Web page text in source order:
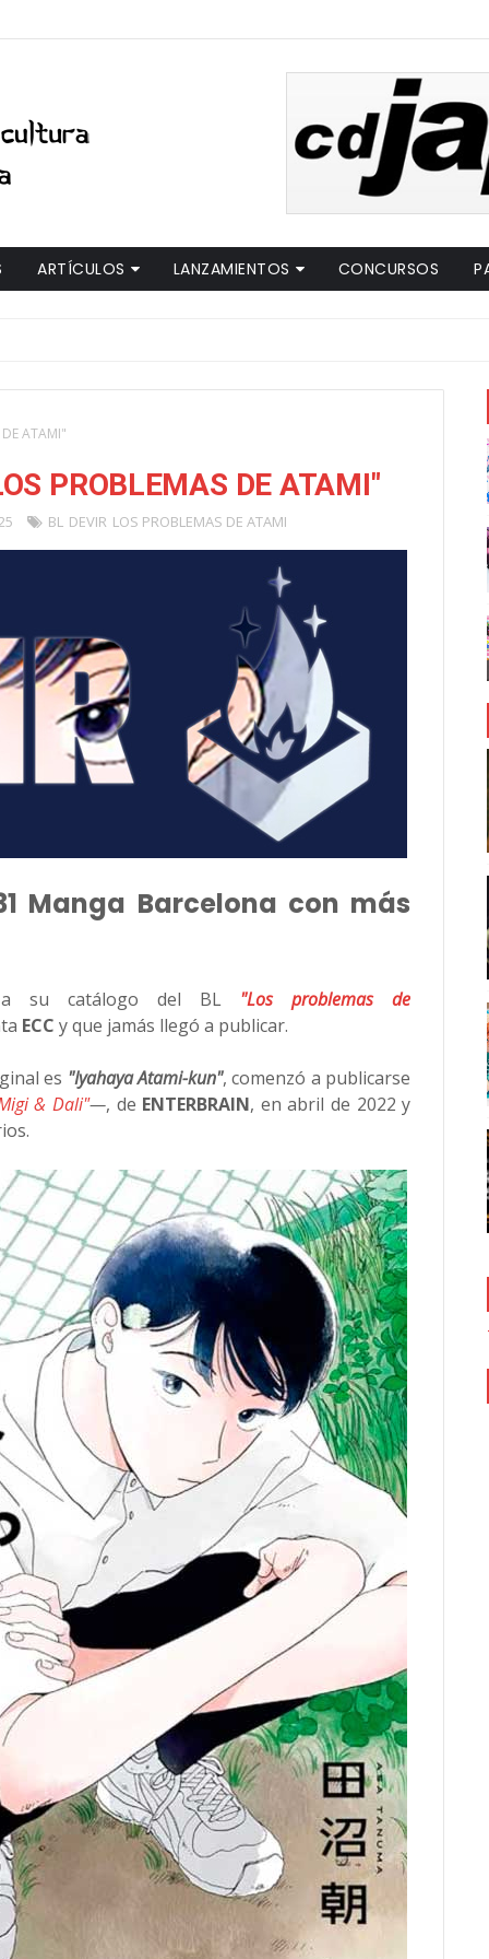
ARTÍCULOS LANZAMIENTOS CONCURSOS
DE ATAMI"
PROBLEMAS DE ATAMI"
BL DEVIR LOS PROBLEMAS DE ATAMI
Manga Barcelona con más
su catálogo del BL "Los problemas de
ECC y que jamás llegó a publicar.
es "Iyahaya Atami-kun", comenzó a publicarse
& Dali"—, de ENTERBRAIN, en abril de 2022 y